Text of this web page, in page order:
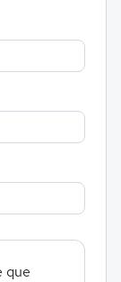
que